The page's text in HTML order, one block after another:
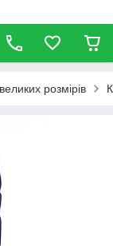
розмірів